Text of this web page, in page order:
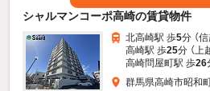
シャルマンコーポ高崎の賃貸物件
北高崎駅 歩5分 （信
高崎駅 歩25分 （上
高崎問屋町駅 歩26
群馬県高崎市昭和